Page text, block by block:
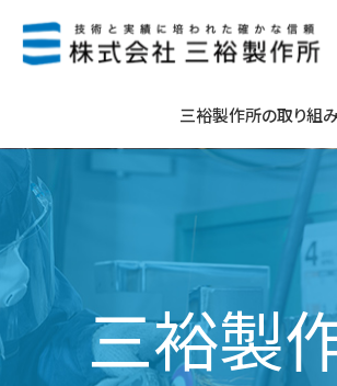
へ
プ
ョ
動
三裕製作所の取り組
三裕製